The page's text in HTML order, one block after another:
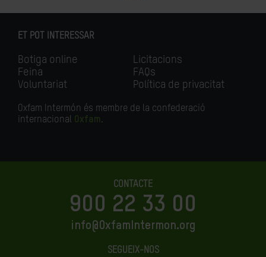
ET POT INTERESSAR
Botiga online
Feina
Voluntariat
Licitacions
FAQs
Política de privacitat
Oxfam Intermón és membre de la confederació
internacional Oxfam.
CONTACTE
900 22 33 00
info@OxfamIntermon.org
SEGUEIX-NOS